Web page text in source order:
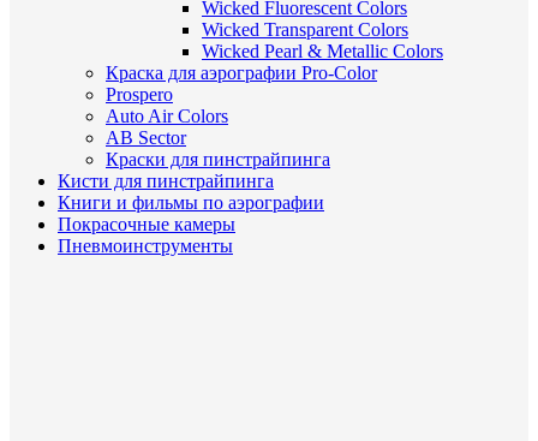
Wicked Fluorescent Colors
Wicked Transparent Colors
Wicked Pearl & Metallic Colors
Краска для аэрографии Pro-Color
Prospero
Auto Air Colors
AB Sector
Краски для пинстрайпинга
Кисти для пинстрайпинга
Книги и фильмы по аэрографии
Покрасочные камеры
Пневмоинструменты